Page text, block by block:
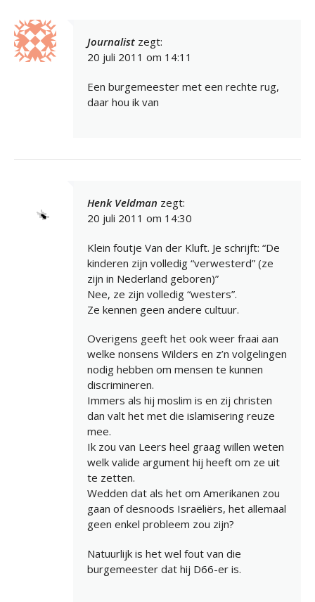
Journalist zegt:
20 juli 2011 om 14:11
Een burgemeester met een rechte rug,
daar hou ik van
Henk Veldman zegt:
20 juli 2011 om 14:30
Klein foutje Van der Kluft. Je schrijft: “De
kinderen zijn volledig “verwesterd” (ze
zijn in Nederland geboren)”
Nee, ze zijn volledig “westers”.
Ze kennen geen andere cultuur.
Overigens geeft het ook weer fraai aan
welke nonsens Wilders en z’n volgelingen
nodig hebben om mensen te kunnen
discrimineren.
Immers als hij moslim is en zij christen
dan valt het met die islamisering reuze
mee.
Ik zou van Leers heel graag willen weten
welk valide argument hij heeft om ze uit
te zetten.
Wedden dat als het om Amerikanen zou
gaan of desnoods Israëliërs, het allemaal
geen enkel probleem zou zijn?
Natuurlijk is het wel fout van die
burgemeester dat hij D66-er is.